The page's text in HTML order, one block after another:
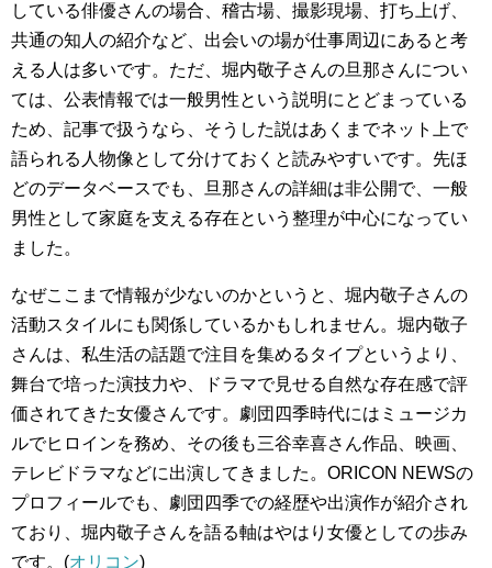
している俳優さんの場合、稽古場、撮影現場、打ち上げ、
共通の知人の紹介など、出会いの場が仕事周辺にあると考
える人は多いです。ただ、堀内敬子さんの旦那さんについ
ては、公表情報では一般男性という説明にとどまっている
ため、記事で扱うなら、そうした説はあくまでネット上で
語られる人物像として分けておくと読みやすいです。先ほ
どのデータベースでも、旦那さんの詳細は非公開で、一般
男性として家庭を支える存在という整理が中心になってい
ました。
なぜここまで情報が少ないのかというと、堀内敬子さんの
活動スタイルにも関係しているかもしれません。堀内敬子
さんは、私生活の話題で注目を集めるタイプというより、
舞台で培った演技力や、ドラマで見せる自然な存在感で評
価されてきた女優さんです。劇団四季時代にはミュージカ
ルでヒロインを務め、その後も三谷幸喜さん作品、映画、
テレビドラマなどに出演してきました。ORICON NEWSの
プロフィールでも、劇団四季での経歴や出演作が紹介され
ており、堀内敬子さんを語る軸はやはり女優としての歩み
です。(オリコン)